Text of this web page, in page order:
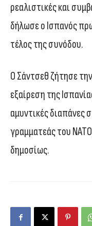
ρεαλιστικές και
δήλωσε ο Ισπανός
τέλος της συνόδου.
Ο Σάντσεθ ζήτησε
εξαίρεση της
αμυντικές διαπάνες
γραμματεάς του
δημοσίως.